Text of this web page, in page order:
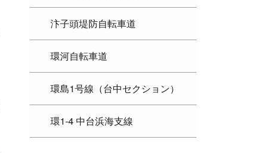
汴子頭堤防自転車道
環河自転車道
環島1号線（台中セクション）
環1-4 中台浜海支線